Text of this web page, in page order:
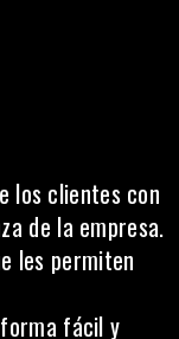
los clientes con
de la empresa.
les permiten
fácil y